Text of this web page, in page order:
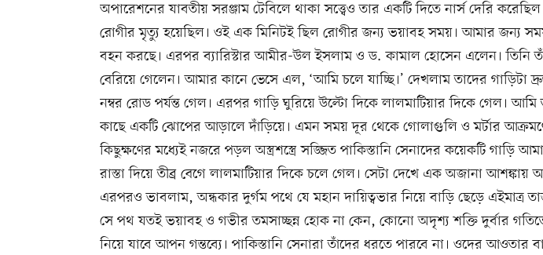
অপারেশনের যাবতীয় সরঞ্জাম টেবিলে থাকা সত্ত্বেও তার একটি দিতে নার্স দেরি
রোগীর মৃত্যু হয়েছিল। ওই এক মিনিটই ছিল রোগীর জন্য ভয়াবহ সময়। আমার জন্য
বহন করছে। এরপর ব্যারিস্টার আমীর-উল ইসলাম ও ড. কামাল হোসেন এলেন। তিনি
বেরিয়ে গেলেন। আমার কানে ভেসে এল, ‘আমি চলে যাচ্ছি।’ দেখলাম তাদের গাড়িটা
নম্বর রোড পর্যন্ত গেল। এরপর গাড়ি ঘুরিয়ে উল্টো দিকে লালমাটিয়ার দিকে গেল।
কাছে একটি ঝোপের আড়ালে দাঁড়িয়ে। এমন সময় দূর থেকে গোলাগুলি ও মর্টার
কিছুক্ষণের মধ্যেই নজরে পড়ল অস্ত্রশস্ত্রে সজ্জিত পাকিস্তানি সেনাদের কয়েকটি গাড়ি
রাস্তা দিয়ে তীব্র বেগে লালমাটিয়ার দিকে চলে গেল। সেটা দেখে এক অজানা আশঙ্কায়
এরপরও ভাবলাম, অন্ধকার দুর্গম পথে যে মহান দায়িত্বভার নিয়ে বাড়ি ছেড়ে এইমাত্র
সে পথ যতই ভয়াবহ ও গভীর তমসাচ্ছন্ন হোক না কেন, কোনো অদৃশ্য শক্তি দুর্বার
নিয়ে যাবে আপন গন্তব্যে। পাকিস্তানি সেনারা তাঁদের ধরতে পারবে না। ওদের আওতার